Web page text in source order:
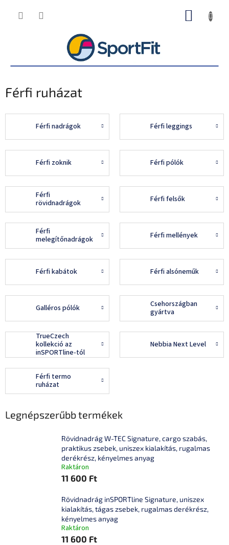
KOSÁR
Férfi ruházat
Férfi nadrágok Férfi leggings
Férfi zoknik Férfi pólók
Férfi
rövidnadrágok
Férfi felsők
Férfi
melegítőnadrágok
Férfi mellények
Férfi kabátok Férfi alsóneműk
Galléros pólók
Csehországban
gyártva
TrueCzech
kollekció az
inSPORTline-tól
Nebbia Next Level
Férfi termo
ruházat
Legnépszerűbb termékek
Rövidnadrág W-TEC Signature, cargo szabás,
praktikus zsebek, uniszex kialakítás, rugalmas
derékrész, kényelmes anyag
Raktáron
11 600 Ft
Rövidnadrág inSPORTline Signature, uniszex
kialakítás, tágas zsebek, rugalmas derékrész,
kényelmes anyag
Raktáron
11 600 Ft